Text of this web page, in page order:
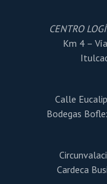
CENTRO
Km 4 –
Calle
Bodegas
Cardeca